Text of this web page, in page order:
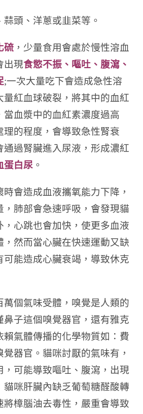
頭、洋蔥或韭菜等。
硫 ，少量食用會處於慢性溶血
出現食慾不振、嘔吐、腹瀉、
;一次大量吃下會造成急性溶
量紅血球破裂，將其中的血紅
當血漿中的血紅素濃度過高
理的程度，會導致急性腎衰
通過腎臟進入尿液，形成濃紅
蛋白尿 。
會造成血液攜氧能力下降，
，肺部會急速呼吸，會發現貓
，心跳也會加快，使更多血液
，然而當心臟在快速運動又缺
可能造成心臟衰竭，導致休克
萬個氣味受體，嗅覺是人類的
鼻子這個嗅覺器官，還有雅克
賴氣體傳播的化學物質如：費
器官。貓咪討厭的氣味有，
，可能導致嘔吐、腹瀉，出現
貓咪肝臟內缺乏葡萄糖醛酸轉
將樟腦油去毒性，嚴重會導致